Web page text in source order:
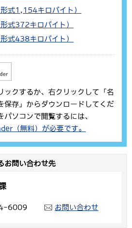
式1,154キロバイト）
式372キロバイト）
式438キロバイト）
ックするか、右クリックして「名
保存」からダウンロードしてくだ
パソコンで閲覧するには、
（無料）が必要です。
お問い合わせ先
6009 お問い合わせ